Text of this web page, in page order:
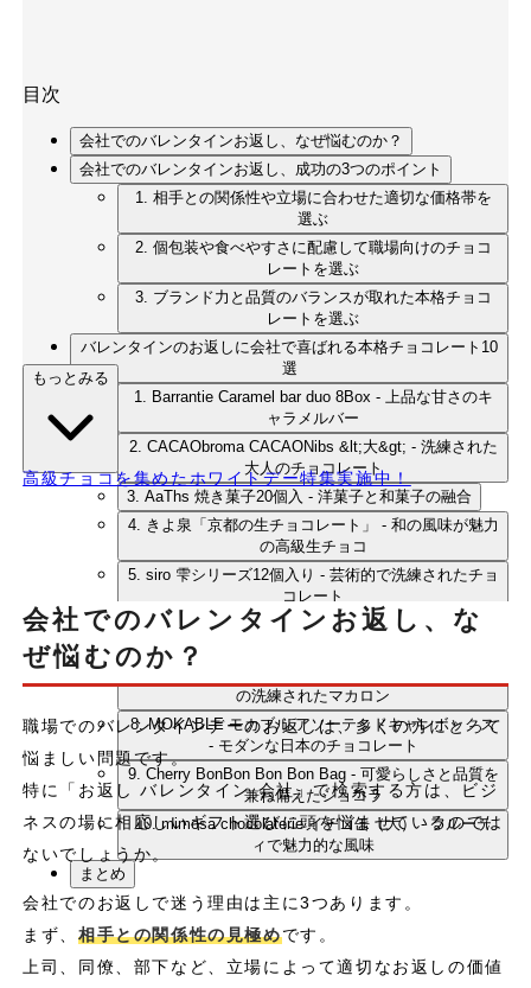
目次
会社でのバレンタインお返し、なぜ悩むのか？
会社でのバレンタインお返し、成功の3つのポイント
1. 相手との関係性や立場に合わせた適切な価格帯を
選ぶ
2. 個包装や食べやすさに配慮して職場向けのチョコ
レートを選ぶ
3. ブランド力と品質のバランスが取れた本格チョコ
レートを選ぶ
バレンタインのお返しに会社で喜ばれる本格チョコレート10
選
1. Barrantie Caramel bar duo 8Box - 上品な甘さのキ
ャラメルバー
2. CACAObroma CACAONibs &lt;大&gt; - 洗練された
大人のチョコレート
3. AaThs 焼き菓子20個入 - 洋菓子と和菓子の融合
4. きよ泉「京都の生チョコレート」 - 和の風味が魅力
の高級生チョコ
5. siro 雫シリーズ12個入り - 芸術的で洗練されたチョ
コレート
6. BeBeBe chocolatier ゴーセンス プラリネ - 本格的
7. LADUREE JAPON ウジェニー 18個入り - パリ発
の洗練されたマカロン
8. MOKABLE モカブル アソーテッドキャレボックス
- モダンな日本のチョコレート
9. Cherry BonBon Bon Bon Bag - 可愛らしさと品質を
兼ね備えたショコラ
10. mimosa chocolaterie イチゴ缶（大） - フルーテ
ィで魅力的な風味
まとめ
もっとみる
高級チョコを集めたホワイトデー特集実施中！
会社でのバレンタインお返し、な
ぜ悩むのか？
職場でのバレンタインデーのお返しは、多くの方にとって
悩ましい問題です。
特に「お返し バレンタイン 会社」で検索する方は、ビジ
ネスの場に相応しいギフト選びに頭を悩ませているのでは
ないでしょうか。
会社でのお返しで迷う理由は主に3つあります。
まず、 相手との関係性の見極めです。
上司、同僚、部下など、立場によって適切なお返しの価値